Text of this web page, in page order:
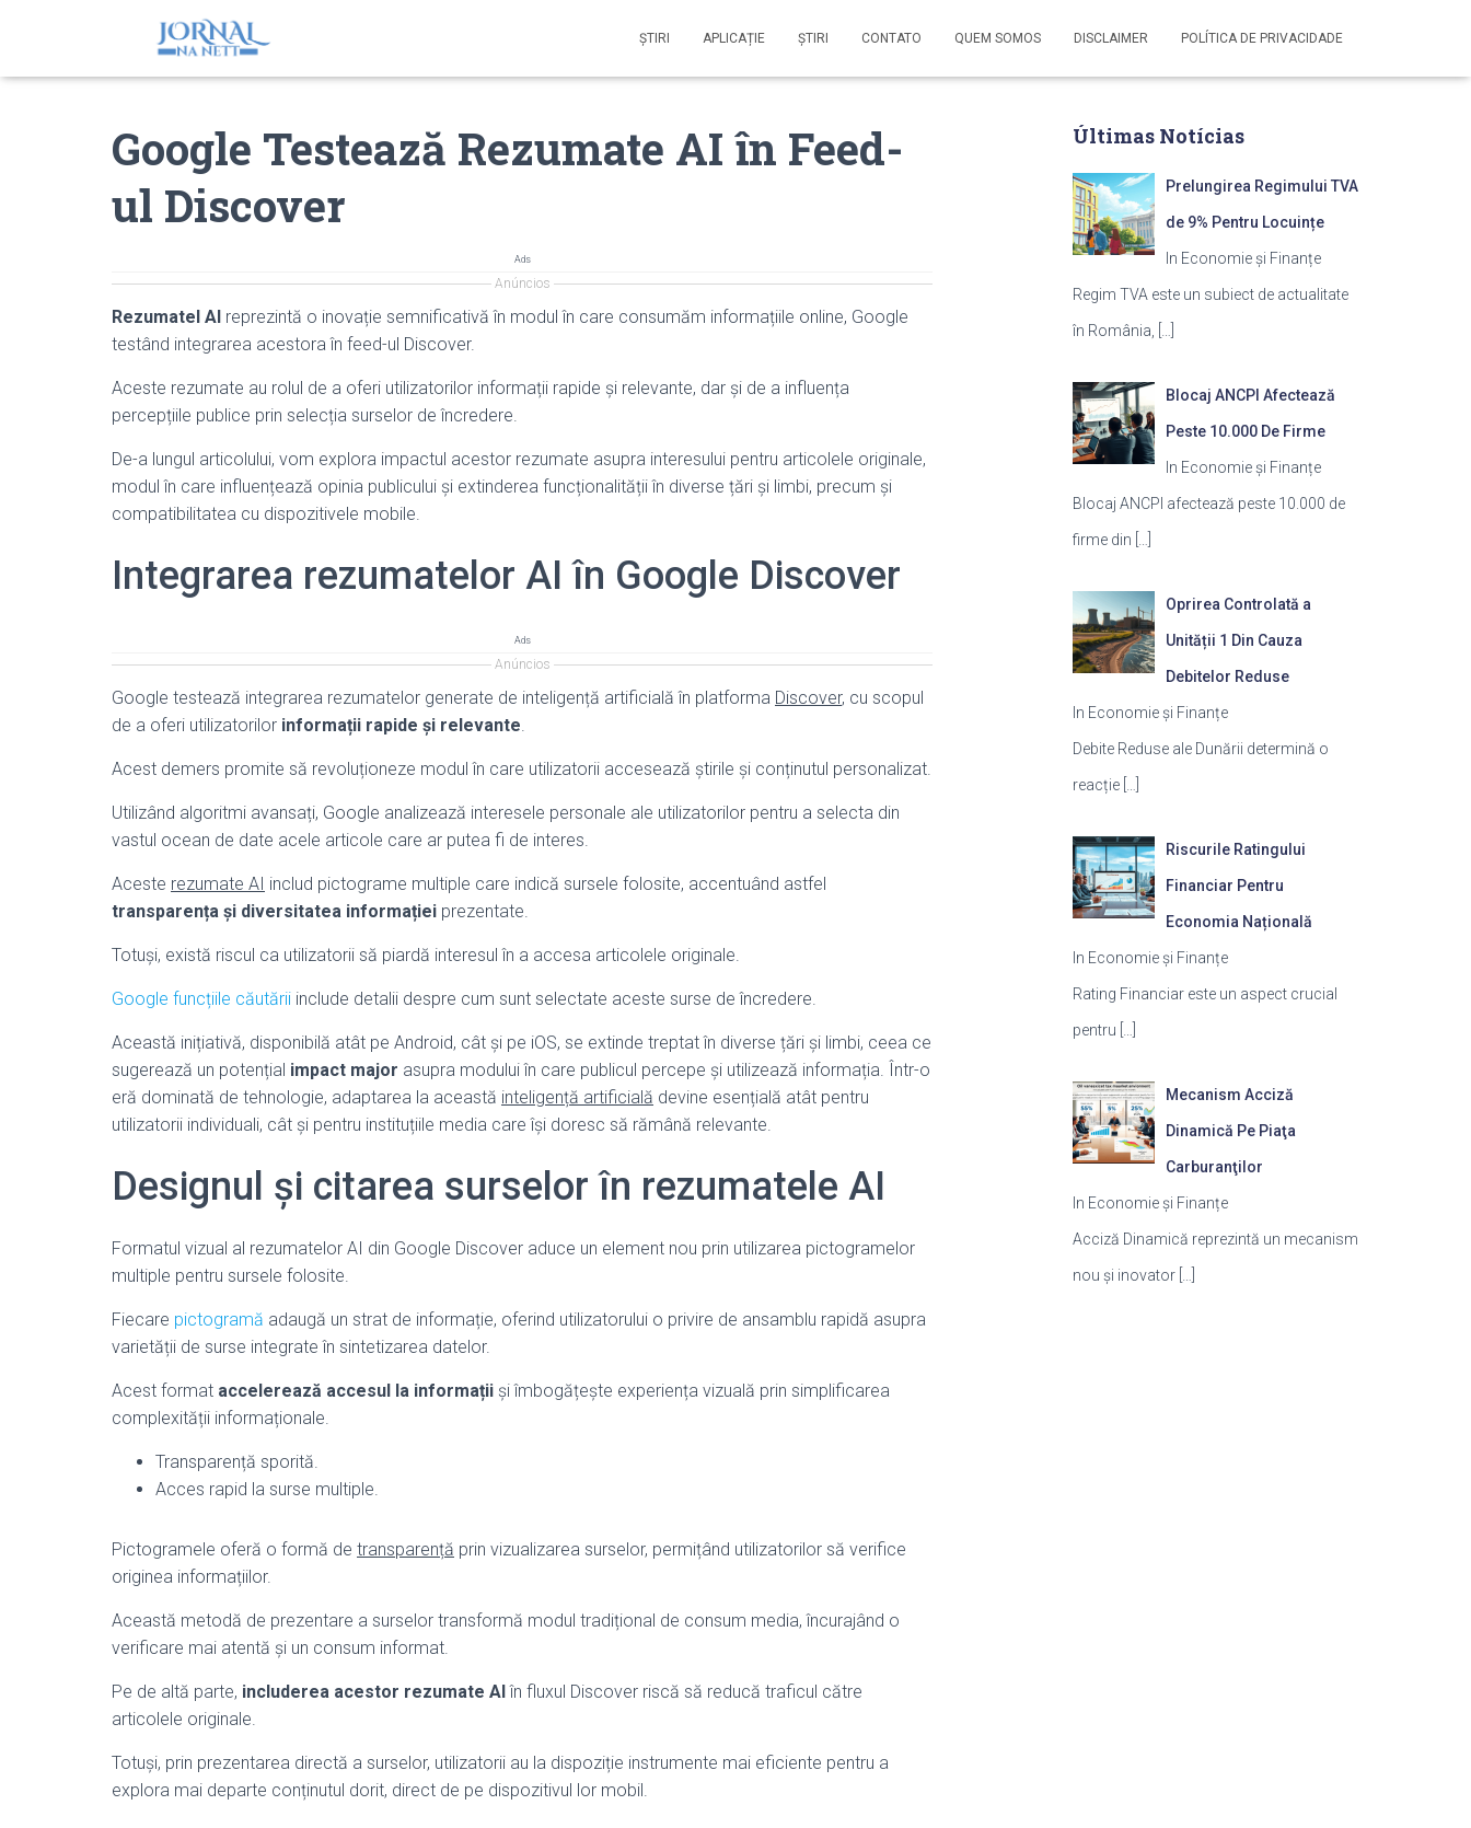
ŞTIRI APLICAȚIE ŞTIRI CONTATO QUEM SOMOS DISCLAIMER POLÍTICA DE PRIVACIDADE
Google Testează Rezumate AI în Feed-
ul Discover
Ads
Anúncios
Rezumatel AI reprezintă o inovație semnificativă în modul în care consumăm informațiile online, Google
testând integrarea acestora în feed-ul Discover.
Aceste rezumate au rolul de a oferi utilizatorilor informații rapide și relevante, dar și de a influența
percepțiile publice prin selecția surselor de încredere.
De-a lungul articolului, vom explora impactul acestor rezumate asupra interesului pentru articolele originale,
modul în care influențează opinia publicului și extinderea funcționalității în diverse țări și limbi, precum și
compatibilitatea cu dispozitivele mobile.
Integrarea rezumatelor AI în Google Discover
Ads
Anúncios
Google testează integrarea rezumatelor generate de inteligență artificială în platforma Discover, cu scopul
de a oferi utilizatorilor informații rapide și relevante.
Acest demers promite să revoluționeze modul în care utilizatorii accesează știrile și conținutul personalizat.
Utilizând algoritmi avansați, Google analizează interesele personale ale utilizatorilor pentru a selecta din
vastul ocean de date acele articole care ar putea fi de interes.
Aceste rezumate AI includ pictograme multiple care indică sursele folosite, accentuând astfel
transparența și diversitatea informației prezentate.
Totuși, există riscul ca utilizatorii să piardă interesul în a accesa articolele originale.
Google funcțiile căutării include detalii despre cum sunt selectate aceste surse de încredere.
Această inițiativă, disponibilă atât pe Android, cât și pe iOS, se extinde treptat în diverse țări și limbi, ceea ce
sugerează un potențial impact major asupra modului în care publicul percepe și utilizează informația. Într-o
eră dominată de tehnologie, adaptarea la această inteligență artificială devine esențială atât pentru
utilizatorii individuali, cât și pentru instituțiile media care își doresc să rămână relevante.
Designul și citarea surselor în rezumatele AI
Formatul vizual al rezumatelor AI din Google Discover aduce un element nou prin utilizarea pictogramelor
multiple pentru sursele folosite.
Fiecare pictogramă adaugă un strat de informație, oferind utilizatorului o privire de ansamblu rapidă asupra
varietății de surse integrate în sintetizarea datelor.
Acest format accelerează accesul la informații și îmbogățește experiența vizuală prin simplificarea
complexității informaționale.
Transparență sporită.
Acces rapid la surse multiple.
Pictogramele oferă o formă de transparență prin vizualizarea surselor, permițând utilizatorilor să verifice
originea informațiilor.
Această metodă de prezentare a surselor transformă modul tradițional de consum media, încurajând o
verificare mai atentă și un consum informat.
Pe de altă parte, includerea acestor rezumate AIîn fluxul Discover riscă să reducă traficul către
articolele originale.
Totuși, prin prezentarea directă a surselor, utilizatorii au la dispoziție instrumente mai eficiente pentru a
explora mai departe conținutul dorit, direct de pe dispozitivul lor mobil.
Últimas Notícias
Prelungirea Regimului TVA
de 9% Pentru Locuințe
In Economie și Finanțe
Regim TVA este un subiect de actualitate
în România,
Blocaj ANCPI Afectează
Peste 10.000 De Firme
In Economie și Finanțe
Blocaj ANCPI afectează peste 10.000 de
firme din
Oprirea Controlată a
Unității 1 Din Cauza
Debitelor Reduse
In Economie și Finanțe
Debite Reduse ale Dunării determină o
reacție
Riscurile Ratingului
Financiar Pentru
Economia Națională
In Economie și Finanțe
Rating Financiar este un aspect crucial
pentru
Mecanism Acciză
Dinamică Pe Piaţa
Carburanţilor
In Economie și Finanțe
Acciză Dinamică reprezintă un mecanism
nou și inovator